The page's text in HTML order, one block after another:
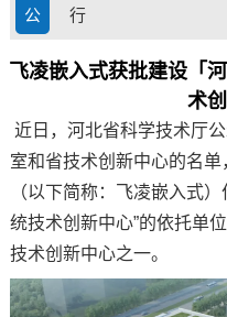
技术与支持
在线文档
方案定制
关于飞凌
天猫商城
淘宝商城
公
司
态
行
业
讯
飞凌嵌入式获批建设「
术
近日，河北省科学技术厅
室和省技术创新中心的名
（以下简称：飞凌嵌入式
统技术创新中心”的依托单
技术创新中心之一。